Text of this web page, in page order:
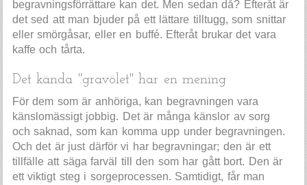
begravningsförrättare kan det. Men sedan då? Efteråt är
det sed att man bjuder på ett lättare tilltugg, som snittar
eller smörgåsar, eller en buffé. Efteråt brukar det vara
kaffe och tårta.
Det kända "gravölet" har en mening
För dem som är anhöriga, kan begravningen vara
känslomässigt jobbig. Det är många känslor av sorg
och saknad, som kan komma upp under begravningen.
Och det är just därför vi har begravningar; den är ett
tillfälle att säga farväl till den som har gått bort. Den är
ett viktigt steg i sorgeprocessen. Samtidigt, får man